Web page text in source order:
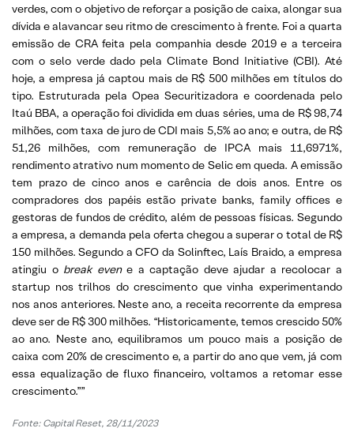
verdes, com o objetivo de reforçar a posição de caixa, alongar sua
dívida e alavancar seu ritmo de crescimento à frente. Foi a quarta
emissão de CRA feita pela companhia desde 2019 e a terceira
com o selo verde dado pela Climate Bond Initiative (CBI). Até
hoje, a empresa já captou mais de R$ 500 milhões em títulos do
tipo. Estruturada pela Opea Securitizadora e coordenada pelo
Itaú BBA, a operação foi dividida em duas séries, uma de R$ 98,74
milhões, com taxa de juro de CDI mais 5,5% ao ano; e outra, de R$
51,26 milhões, com remuneração de IPCA mais 11,6971%,
rendimento atrativo num momento de Selic em queda. A emissão
tem prazo de cinco anos e carência de dois anos. Entre os
compradores dos papéis estão private banks, family offices e
gestoras de fundos de crédito, além de pessoas físicas. Segundo
a empresa, a demanda pela oferta chegou a superar o total de R$
150 milhões. Segundo a CFO da Solinftec, Laís Braido, a empresa
atingiu o break evene a captação deve ajudar a recolocar a
startup nos trilhos do crescimento que vinha experimentando
nos anos anteriores. Neste ano, a receita recorrente da empresa
deve ser de R$ 300 milhões. “Historicamente, temos crescido 50%
ao ano. Neste ano, equilibramos um pouco mais a posição de
caixa com 20% de crescimento e, a partir do ano que vem, já com
essa equalização de fluxo financeiro, voltamos a retomar esse
crescimento.””
Fonte: Capital Reset, 28/11/2023